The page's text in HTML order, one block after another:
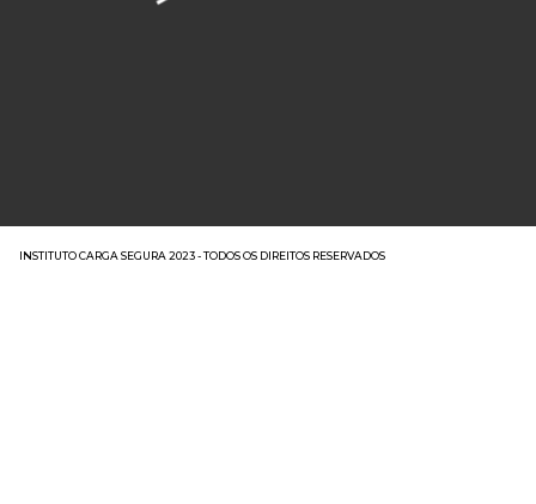
INSTITUTO CARGA SEGURA 2023 - TODOS OS DIREITOS RESERVADOS